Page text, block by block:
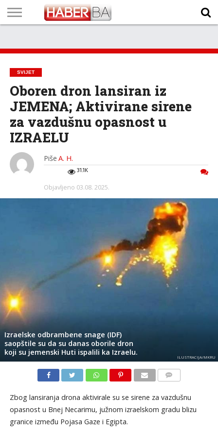
TECH
PROGRAM
PROGNOZA
PUTEVIMA
LISTA
NAMA
SVIJET
Oboren dron lansiran iz
JEMENA; Aktivirane sirene
za vazdušnu opasnost u
IZRAELU
Piše A. H.
31.1K
Objavljeno 03.08. 2025.
Izraelske odbrambene snage (IDF)
saopštile su da su danas oborile dron
koji su jemenski Huti ispalili ka Izraelu.
ILUSTRACIJA/MKRU
Zbog lansiranja drona aktivirale su se sirene za vazdušnu
opasnost u Bnej Necarimu, južnom izraelskom gradu blizu
granice između Pojasa Gaze i Egipta.